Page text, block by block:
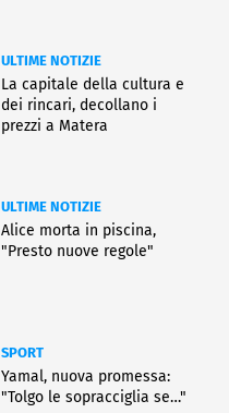
ULTIME NOTIZIE
La capitale della cultura e
dei rincari, decollano i
prezzi a Matera
ULTIME NOTIZIE
Alice morta in piscina,
"Presto nuove regole"
SPORT
Yamal, nuova promessa:
"Tolgo le sopracciglia se…"